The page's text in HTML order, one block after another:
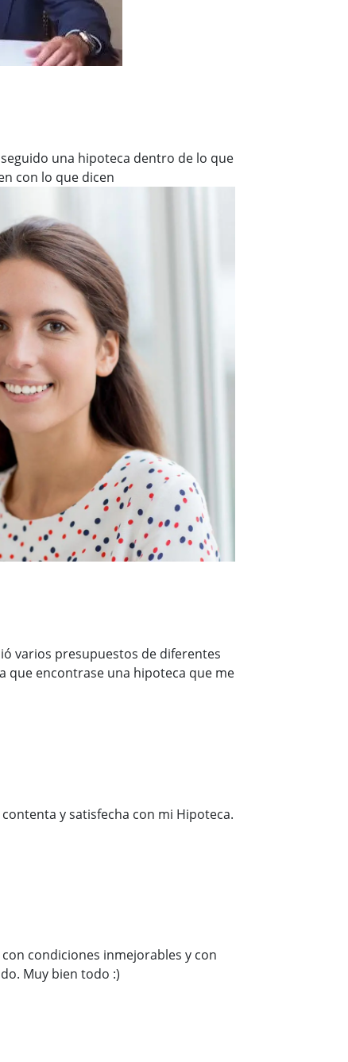
una hipoteca dentro de lo que
con lo que dicen
varios presupuestos de diferentes
que encontrase una hipoteca que me
y satisfecha con mi Hipoteca.
condiciones inmejorables y con
Muy bien todo :)